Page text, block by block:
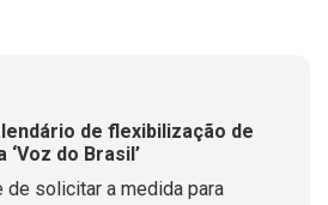
de flexibilização de
do Brasil’
de solicitar a medida para